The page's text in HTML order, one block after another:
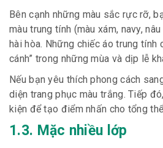
Bên cạnh những màu sắc rực rỡ,
màu trung tính (màu xám, navy,
hài hòa. Những chiếc áo trung tính
cánh” trong những mùa và dịp lễ
Nếu bạn yêu thích phong cách
diện trang phục màu trắng. Tiếp
kiện để tạo điểm nhấn cho tổng
1.3. Mặc nhiều lớp